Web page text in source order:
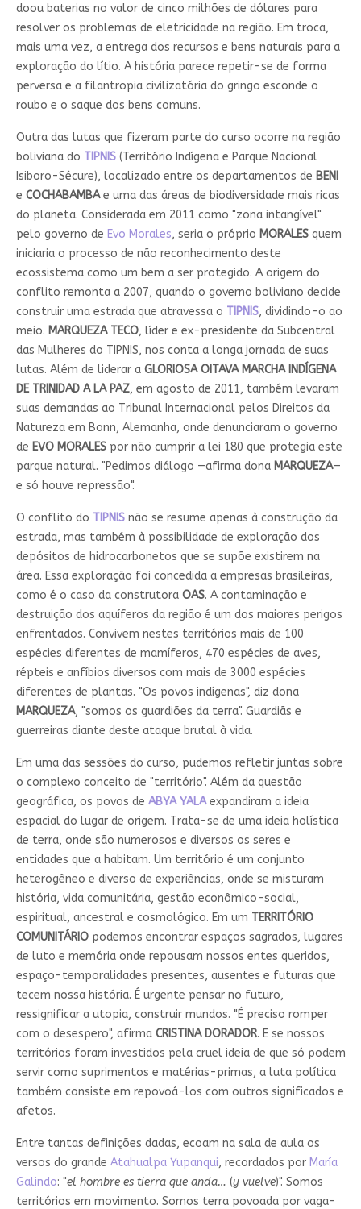
doou baterias no valor de cinco milhões de dólares para
resolver os problemas de eletricidade na região. Em troca,
mais uma vez, a entrega dos recursos e bens naturais para a
exploração do lítio. A história parece repetir-se de forma
perversa e a filantropia civilizatória do gringo esconde o
roubo e o saque dos bens comuns.
Outra das lutas que fizeram parte do curso ocorre na região
boliviana do TIPNIS (Território Indígena e Parque Nacional
Isiboro-Sécure), localizado entre os departamentos de BENI
e COCHABAMBAe uma das áreas de biodiversidade mais ricas
do planeta. Considerada em 2011 como "zona intangível"
pelo governo de Evo Morales, seria o próprio MORALESquem
iniciaria o processo de não reconhecimento deste
ecossistema como um bem a ser protegido. A origem do
conflito remonta a 2007, quando o governo boliviano decide
construir uma estrada que atravessa o TIPNIS, dividindo-o ao
meio. MARQUEZA TECO, líder e ex-presidente da Subcentral
das Mulheres do TIPNIS, nos conta a longa jornada de suas
lutas. Além de liderar a GLORIOSA OITAVA MARCHA INDÍGENA
DE TRINIDAD A LA PAZ, em agosto de 2011, também levaram
suas demandas ao Tribunal Internacional pelos Direitos da
Natureza em Bonn, Alemanha, onde denunciaram o governo
de EVO MORALESpor não cumprir a lei 180 que protegia este
parque natural. "Pedimos diálogo —afirma dona MARQUEZA—
e só houve repressão".
O conflito do TIPNIS não se resume apenas à construção da
estrada, mas também à possibilidade de exploração dos
depósitos de hidrocarbonetos que se supõe existirem na
área. Essa exploração foi concedida a empresas brasileiras,
como é o caso da construtora OAS. A contaminação e
destruição dos aquíferos da região é um dos maiores perigos
enfrentados. Convivem nestes territórios mais de 100
espécies diferentes de mamíferos, 470 espécies de aves,
répteis e anfíbios diversos com mais de 3000 espécies
diferentes de plantas. "Os povos indígenas", diz dona
MARQUEZA, "somos os guardiões da terra". Guardiãs e
guerreiras diante deste ataque brutal à vida.
Em uma das sessões do curso, pudemos refletir juntas sobre
o complexo conceito de "território". Além da questão
geográfica, os povos de ABYA YALAexpandiram a ideia
espacial do lugar de origem. Trata-se de uma ideia holística
de terra, onde são numerosos e diversos os seres e
entidades que a habitam. Um território é um conjunto
heterogêneo e diverso de experiências, onde se misturam
história, vida comunitária, gestão econômico-social,
espiritual, ancestral e cosmológico. Em um TERRITÓRIO
COMUNITÁRIOpodemos encontrar espaços sagrados, lugares
de luto e memória onde repousam nossos entes queridos,
espaço-temporalidades presentes, ausentes e futuras que
tecem nossa história. É urgente pensar no futuro,
ressignificar a utopia, construir mundos. "É preciso romper
com o desespero", afirma CRISTINA DORADOR. E se nossos
territórios foram investidos pela cruel ideia de que só podem
servir como suprimentos e matérias-primas, a luta política
também consiste em repovoá-los com outros significados e
afetos.
Entre tantas definições dadas, ecoam na sala de aula os
versos do grande Atahualpa Yupanqui, recordados por María
Galindo: "el hombre es tierra que anda… (y vuelve)". Somos
territórios em movimento. Somos terra povoada por vaga-